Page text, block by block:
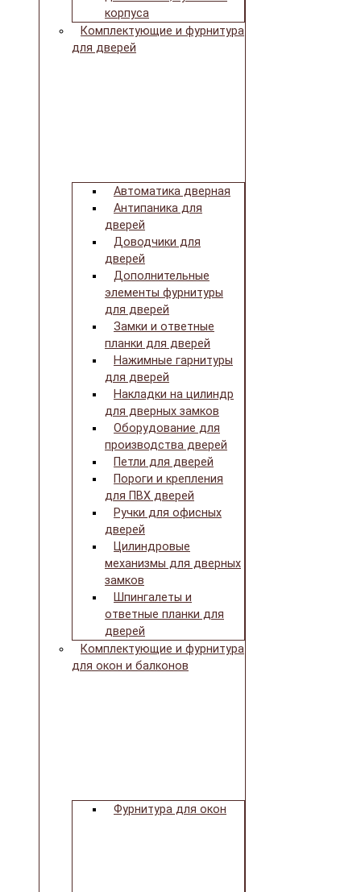
корпуса
Комплектующие и фурнитура
для дверей
Автоматика дверная
Антипаника для
дверей
Доводчики для
дверей
Дополнительные
элементы фурнитуры
для дверей
Замки и ответные
планки для дверей
Нажимные гарнитуры
для дверей
Накладки на цилиндр
для дверных замков
Оборудование для
производства дверей
Петли для дверей
Пороги и крепления
для ПВХ дверей
Ручки для офисных
дверей
Цилиндровые
механизмы для дверных
замков
Шпингалеты и
ответные планки для
дверей
Комплектующие и фурнитура
для окон и балконов
Фурнитура для окон